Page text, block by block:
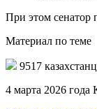
При этом сенатор
Материал по теме
9517
4 марта 2026 года